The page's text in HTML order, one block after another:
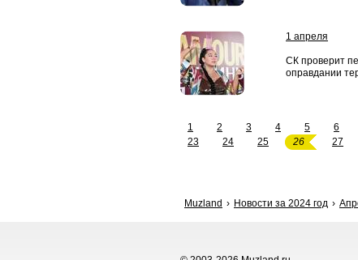
1 апреля
СК проверит
оправдании
1 2 3 4 5 6
23
24 25 26 27
Muzland Новости за 2024 год